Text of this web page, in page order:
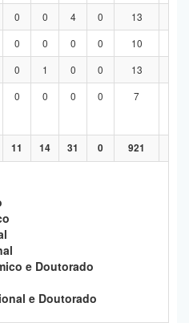
0 0 4 0 13
0 0 0 0 10
0 1 0 0 13
0 0 0 0 7
11 14 31 0 921
e Doutorado
e Doutorado